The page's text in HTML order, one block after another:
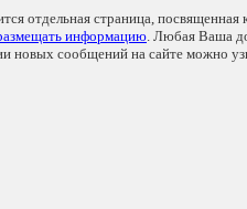
отдельная страница,
информацию. Любая Ваша
новых сообщений на сайте можно